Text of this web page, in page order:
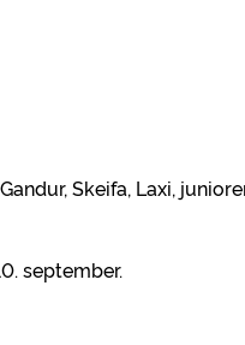
Skeifa, Laxi,
september.